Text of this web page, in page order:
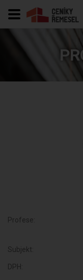
Profese:
Subjekt:
DPH: